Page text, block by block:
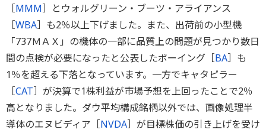
［MMM］とウォルグリーン・ブーツ・アライアンス
［WBA］も2％以上下げました。また、出荷前の小型機
「737ＭＡＸ」の機体の一部に品質上の問題が見つかり数日
間の点検が必要になったと公表したボーイング［BA］も
1％を超える下落となっています。一方でキャタピラー
［CAT］が決算で1株利益が市場予想を上回ったことで2％
高となりました。ダウ平均構成銘柄以外では、画像処理半
導体のエヌビディア［NVDA］が目標株価の引き上げを受け